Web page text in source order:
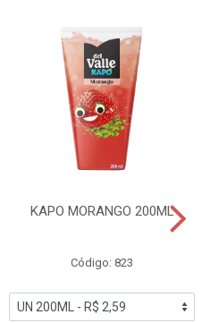
KAPO MORANGO 200ML
Código: 823